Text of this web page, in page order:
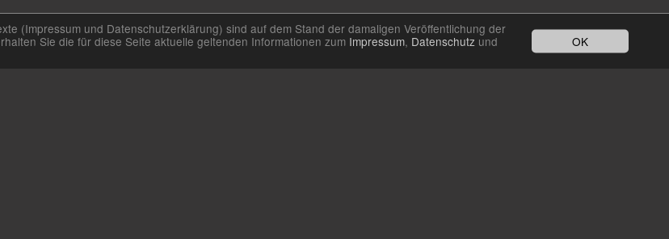
OK
(Impressum und Datenschutzerklärung) sind auf dem Stand der damaligen Veröffentlichung der
Sie die für diese Seite aktuelle geltenden Informationen zum Impressum, Datenschutz und